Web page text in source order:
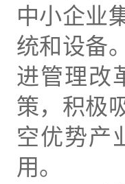
中小企业
统和设备
进管理改
策，积极
空优势产
用。